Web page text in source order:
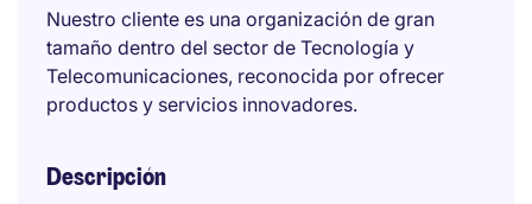
Nuestro cliente es una organización de gran
tamaño dentro del sector de Tecnología y
Telecomunicaciones, reconocida por ofrecer
productos y servicios innovadores.
Descripción